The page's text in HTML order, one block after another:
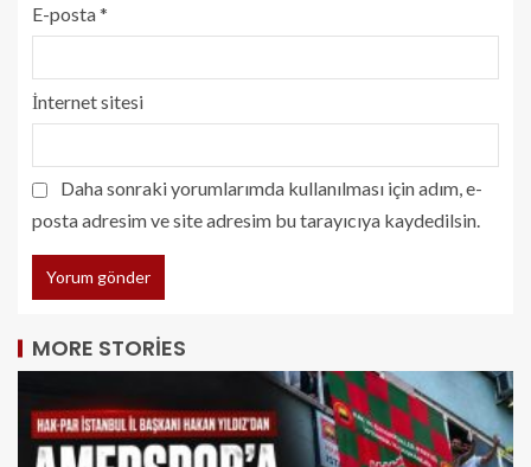
E-posta*
İnternet sitesi
Daha sonraki yorumlarımda kullanılması için adım, e-
posta adresim ve site adresim bu tarayıcıya kaydedilsin.
MORE STORIES